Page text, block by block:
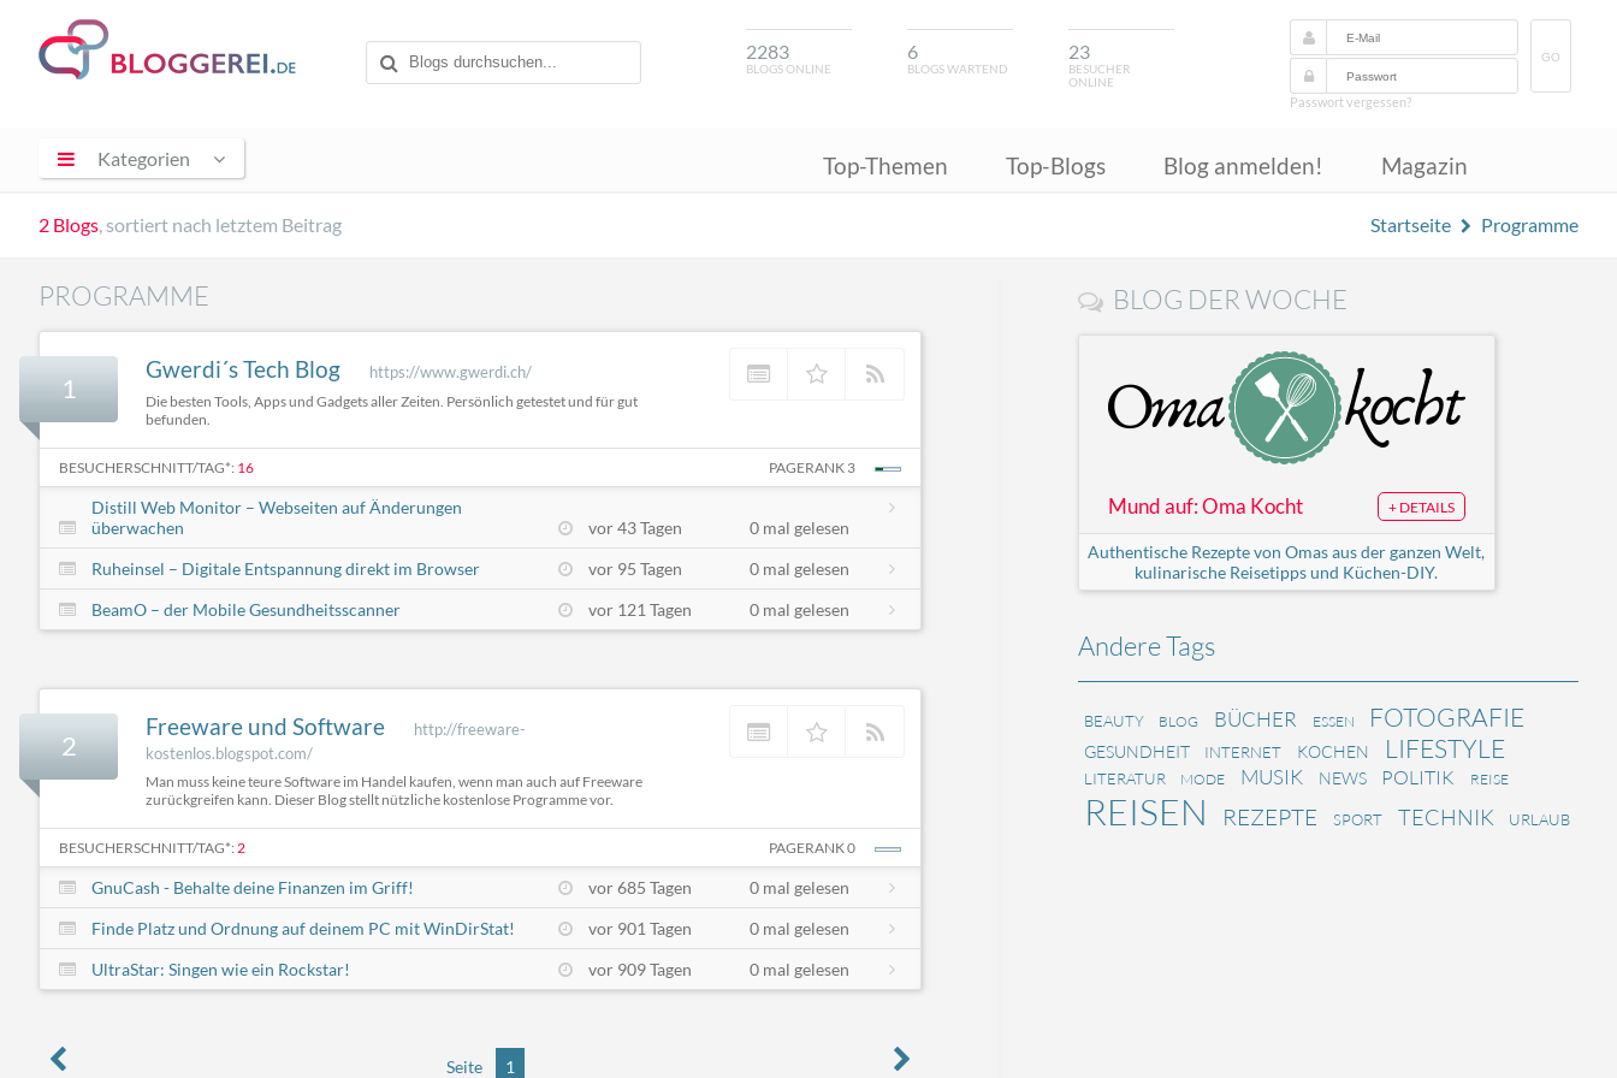
2283
BLOGS ONLINE
6
BLOGS WARTEND
23
BESUCHER
ONLINE
GO
Passwort vergessen?
Kategorien Top-Themen Top-Blogs Blog anmelden! Magazin
2 Blogs, sortiert nach letztem Beitrag Startseite Programme
PROGRAMME
1
Gwerdi´s Tech Blog https://www.gwerdi.ch/
Die besten Tools, Apps und Gadgets aller Zeiten. Persönlich getestet und für gut
befunden.
BESUCHERSCHNITT/TAG*: 16 PAGERANK 3
Distill Web Monitor – Webseiten auf Änderungen
überwachen
vor 43 Tagen
0 mal gelesen
Ruheinsel – Digitale Entspannung direkt im Browser
vor 95 Tagen
0 mal gelesen
BeamO – der Mobile Gesundheitsscanner
vor 121 Tagen 0 mal gelesen
2
Freeware und Software
http://freeware-
kostenlos.blogspot.com/
Man muss keine teure Software im Handel kaufen, wenn man auch auf Freeware
zurückgreifen kann. Dieser Blog stellt nützliche kostenlose Programme vor.
BESUCHERSCHNITT/TAG*: 2 PAGERANK 0
GnuCash - Behalte deine Finanzen im Griff! vor 685 Tagen
0 mal gelesen
Finde Platz und Ordnung auf deinem PC mit WinDirStat!
vor 901 Tagen
0 mal gelesen
UltraStar: Singen wie ein Rockstar!
vor 909 Tagen 0 mal gelesen
Seite 1
BLOG DER WOCHE
Mund auf: Oma Kocht + DETAILS
Authentische Rezepte von Omas aus der ganzen Welt,
kulinarische Reisetipps und Küchen-DIY.
Andere Tags
BEAUTY BLOG BÜCHER ESSEN FOTOGRAFIE
GESUNDHEIT INTERNET KOCHEN LIFESTYLE
LITERATUR MODE MUSIK NEWS POLITIK REISE
REISEN REZEPTE SPORT TECHNIK URLAUB